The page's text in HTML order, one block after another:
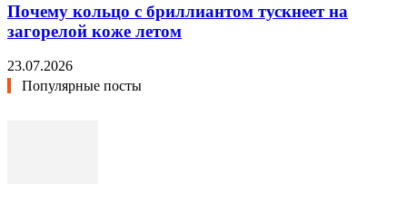
Почему кольцо с бриллиантом тускнеет на
загорелой коже летом
23.07.2026
Популярные посты